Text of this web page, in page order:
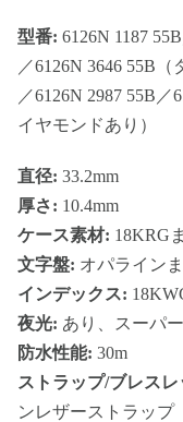
型番: 6126N 1187
／6126N 3646 55B
／6126N 2987 55B／
イヤモンドあり）
直径: 33.2mm
厚さ: 10.4mm
ケース素材: 18KRG
文字盤: オパライン
インデックス:
夜光: あり、スーパ
防水性能: 30m
ストラップ/ブレスレ
ンレザーストラップ